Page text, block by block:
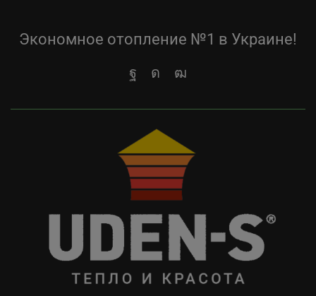
Экономное отопление №1 в Украине!